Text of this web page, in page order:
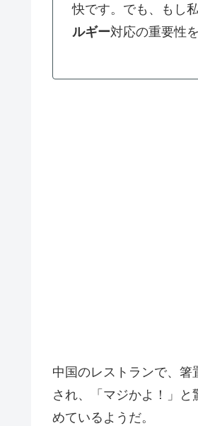
快です。でも、もし
ルギー対応の重要性
中国のレストランで、
され、「マジかよ！」
めているようだ。